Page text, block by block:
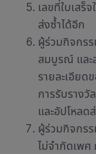
เลขที่ใบเสร็
ส่งซ้ำได้อีก
ผู้ร่วมกิจกร
สมบูรณ์ และ
รายละเอียด
การรับรางวั
และอัปโหลด
ผู้ร่วมกิจกร
ไม่จำกัดเพศ